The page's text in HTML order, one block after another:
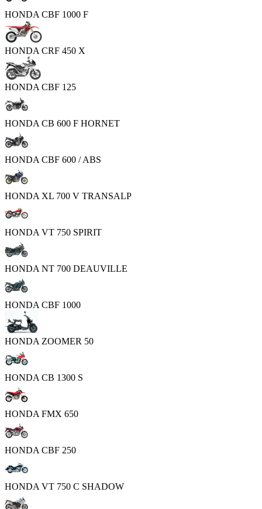
HONDA CBF 1000 F
HONDA CRF 450 X
HONDA CBF 125
HONDA CB 600 F HORNET
HONDA CBF 600 / ABS
HONDA XL 700 V TRANSALP
HONDA VT 750 SPIRIT
HONDA NT 700 DEAUVILLE
HONDA CBF 1000
HONDA ZOOMER 50
HONDA CB 1300 S
HONDA FMX 650
HONDA CBF 250
HONDA VT 750 C SHADOW